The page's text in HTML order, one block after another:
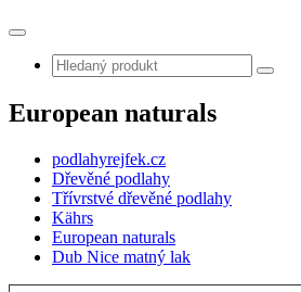
European naturals
podlahyrejfek.cz
Dřevěné podlahy
Třívrstvé dřevěné podlahy
Kährs
European naturals
Dub Nice matný lak